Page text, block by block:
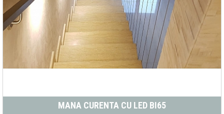
MANA CURENTA CU LED BI65